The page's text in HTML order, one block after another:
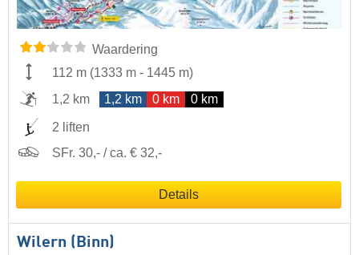
Waardering
112 m (1333 m - 1445 m)
1,2 km
1,2 km 0 km 0 km
2 liften
SFr. 30,- / ca. € 32,-
Details
Wilern (Binn)